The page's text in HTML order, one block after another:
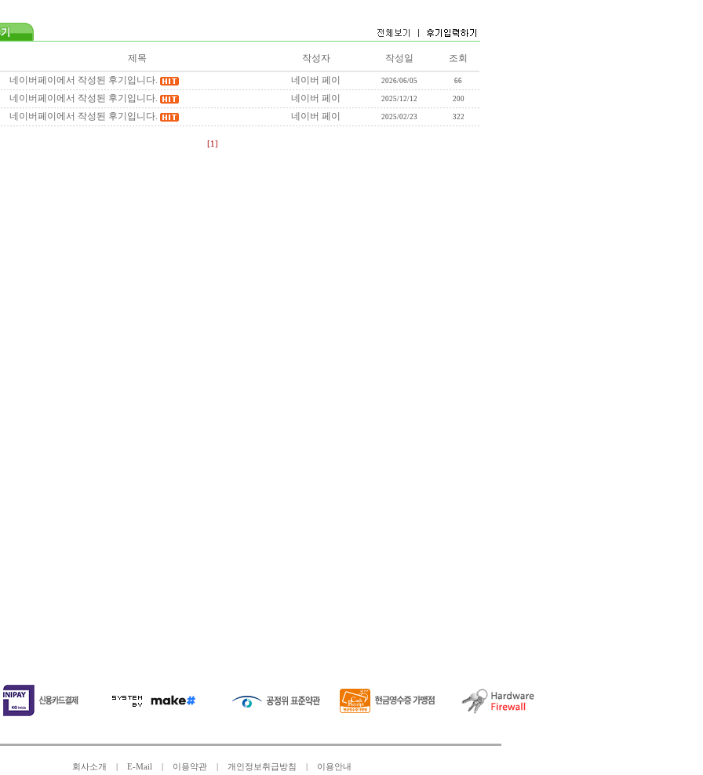
제목 작성자 작성일
조회
네이버페이에서 작성된 후기입니다.
네이버 페이 2026/06/05 66
네이버페이에서 작성된 후기입니다. 네이버 페이 2025/12/12 200
네이버페이에서 작성된 후기입니다. 네이버 페이 2025/02/23 322
[1]
회사소개 E-Mail 이용약관 개인정보취급방침 이용안내